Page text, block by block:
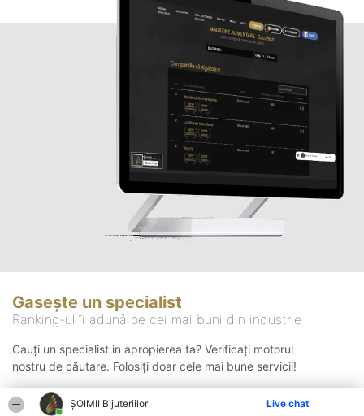
ŞOIMII Bijuteriilor Live chat
Gasește un specialist
Ranking-ul îi adună pe cei mai buni din industrie
Cauți un specialist in apropierea ta? Verificați motorul
nostru de căutare. Folosiți doar cele mai bune servicii!